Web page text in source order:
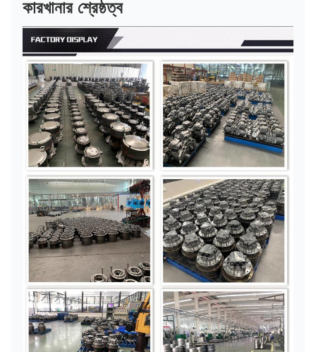
কারখানার শ্রেষ্ঠত্ব